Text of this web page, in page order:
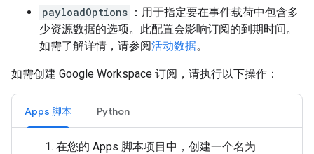
payloadOptions ：用于指定要在事件载荷中包含多
少资源数据的选项。此配置会影响订阅的到期时间。
如需了解详情，请参阅活动数据。
如需创建 Google Workspace 订阅，请执行以下操作：
Apps 脚本 Python
在您的 Apps 脚本项目中，创建一个名为